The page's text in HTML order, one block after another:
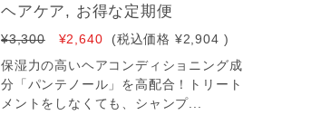
ヘアケア, お得な定期便
¥3,300 ¥2,640 (税込価格 ¥2,904 )
保湿力の高いヘアコンディショニング成
分「パンテノール」を高配合！トリート
メントをしなくても、シャンプ...